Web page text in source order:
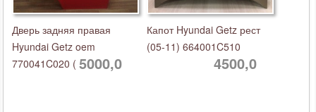
Дверь задняя правая
Hyundai Getz oem
770041C020 ( 5000,0
Капот Hyundai Getz рест
(05-11) 664001C510
4500,0